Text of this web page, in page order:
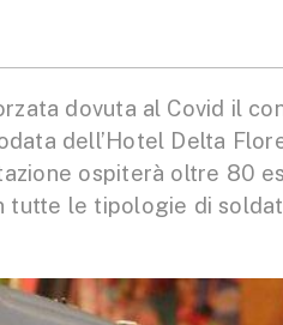
dovuta al Covid il
dell’Hotel Delta
ospiterà oltre 80
tutte le tipologie di